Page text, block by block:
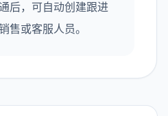
后，可自动创建跟进
售或客服人员。